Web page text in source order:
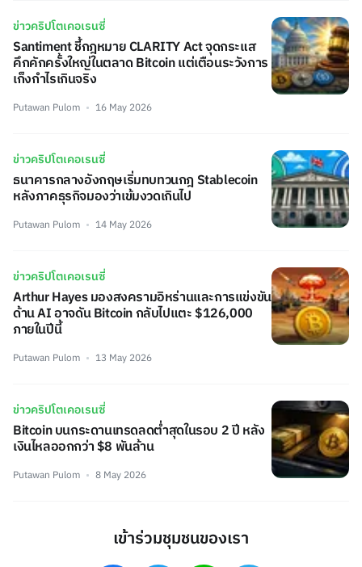
ข่าวคริปโตเคอเรนซี่
Santiment ชี้กฎหมาย CLARITY Act จุดกระแส
คึกคักครั้งใหญ่ในตลาด Bitcoin แต่เตือนระวังการ
เก็งกำไรเกินจริง
Putawan Pulom 16 May 2026
ข่าวคริปโตเคอเรนซี่
ธนาคารกลางอังกฤษเริ่มทบทวนกฎ Stablecoin
หลังภาคธุรกิจมองว่าเข้มงวดเกินไป
Putawan Pulom 14 May 2026
ข่าวคริปโตเคอเรนซี่
Arthur Hayes มองสงครามอิหร่านและการแข่งขัน
ด้าน AI อาจดัน Bitcoin กลับไปแตะ $126,000
ภายในปีนี้
Putawan Pulom 13 May 2026
ข่าวคริปโตเคอเรนซี่
Bitcoin บนกระดานเทรดลดต่ำสุดในรอบ 2 ปี หลัง
เงินไหลออกกว่า $8 พันล้าน
Putawan Pulom 8 May 2026
เข้าร่วมชุมชนของเรา